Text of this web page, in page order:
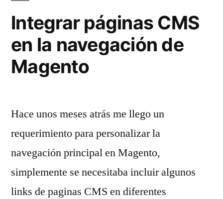
Integrar páginas CMS
en la navegación de
Magento
Hace unos meses atrás me llego un
requerimiento para personalizar la
navegación principal en Magento,
simplemente se necesitaba incluir algunos
links de paginas CMS en diferentes